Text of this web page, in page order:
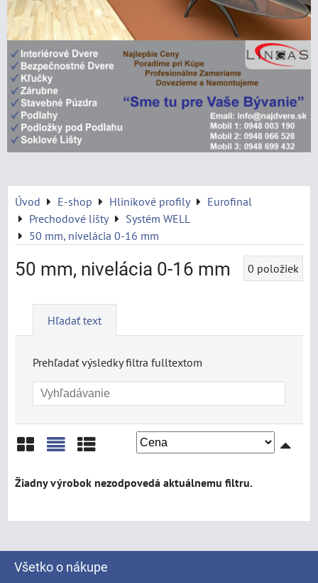
Úvod E-shop Hliníkové profily
Eurofinal
Prechodové lišty
Systém WELL
50 mm, nivelácia 0-16 mm
50 mm, nivelácia 0-16 mm 0 položiek
Hľadať text
Prehľadať výsledky filtra fulltextom
Mriežka
Všetko o nákupe